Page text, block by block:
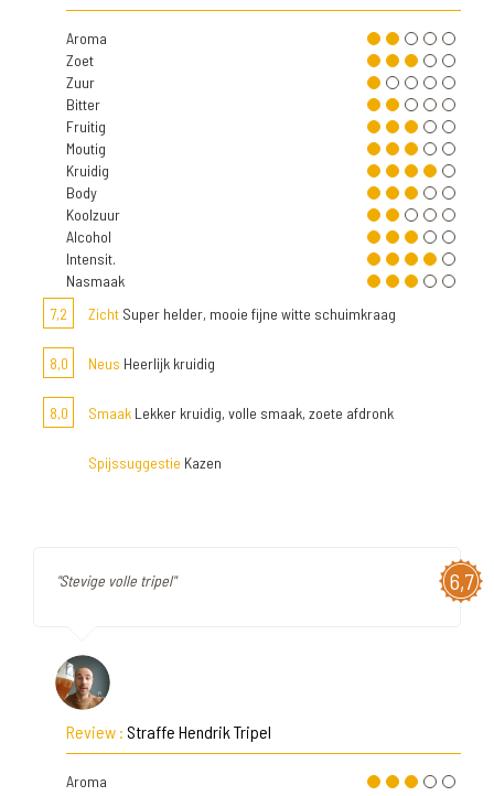
Aroma
Zoet
Zuur
Bitter
Fruitig
Moutig
Kruidig
Body
Koolzuur
Alcohol
Intensit.
Nasmaak
7,2
Zicht Super helder, mooie fijne witte schuimkraag
8,0 Neus Heerlijk kruidig
8,0 Smaak Lekker kruidig, volle smaak, zoete afdronk
Spijssuggestie Kazen
6,7
"Stevige volle tripel"
Review : Straffe Hendrik Tripel
Aroma